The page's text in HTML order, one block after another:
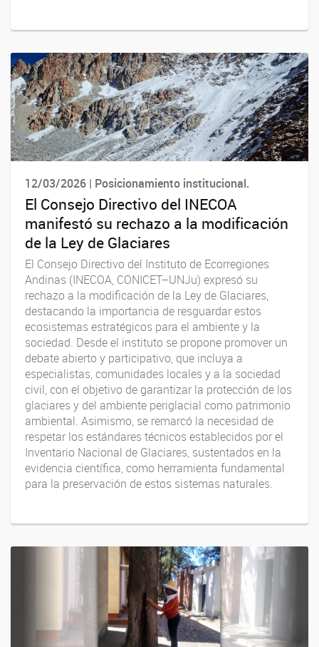
12/03/2026 | Posicionamiento institucional.
El Consejo Directivo del INECOA
manifestó su rechazo a la modificación
de la Ley de Glaciares
El Consejo Directivo del Instituto de Ecorregiones
Andinas (INECOA, CONICET–UNJu) expresó su
rechazo a la modificación de la Ley de Glaciares,
destacando la importancia de resguardar estos
ecosistemas estratégicos para el ambiente y la
sociedad. Desde el instituto se propone promover un
debate abierto y participativo, que incluya a
especialistas, comunidades locales y a la sociedad
civil, con el objetivo de garantizar la protección de los
glaciares y del ambiente periglacial como patrimonio
ambiental. Asimismo, se remarcó la necesidad de
respetar los estándares técnicos establecidos por el
Inventario Nacional de Glaciares, sustentados en la
evidencia científica, como herramienta fundamental
para la preservación de estos sistemas naturales.